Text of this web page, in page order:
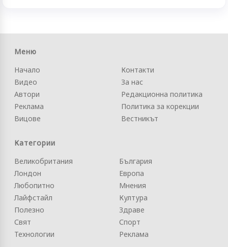
Меню
Начало
Видео
Автори
Реклама
Вицове
Контакти
За нас
Редакционна политика
Политика за корекции
Вестникът
Категории
Великобритания
Лондон
Любопитно
Лайфстайл
Полезно
Свят
Технологии
България
Европа
Мнения
Култура
Здраве
Спорт
Реклама